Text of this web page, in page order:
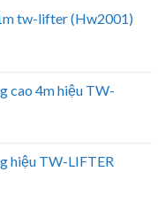
tw-lifter (Hw2001)
cao 4m hiệu TW-
hiệu TW-LIFTER